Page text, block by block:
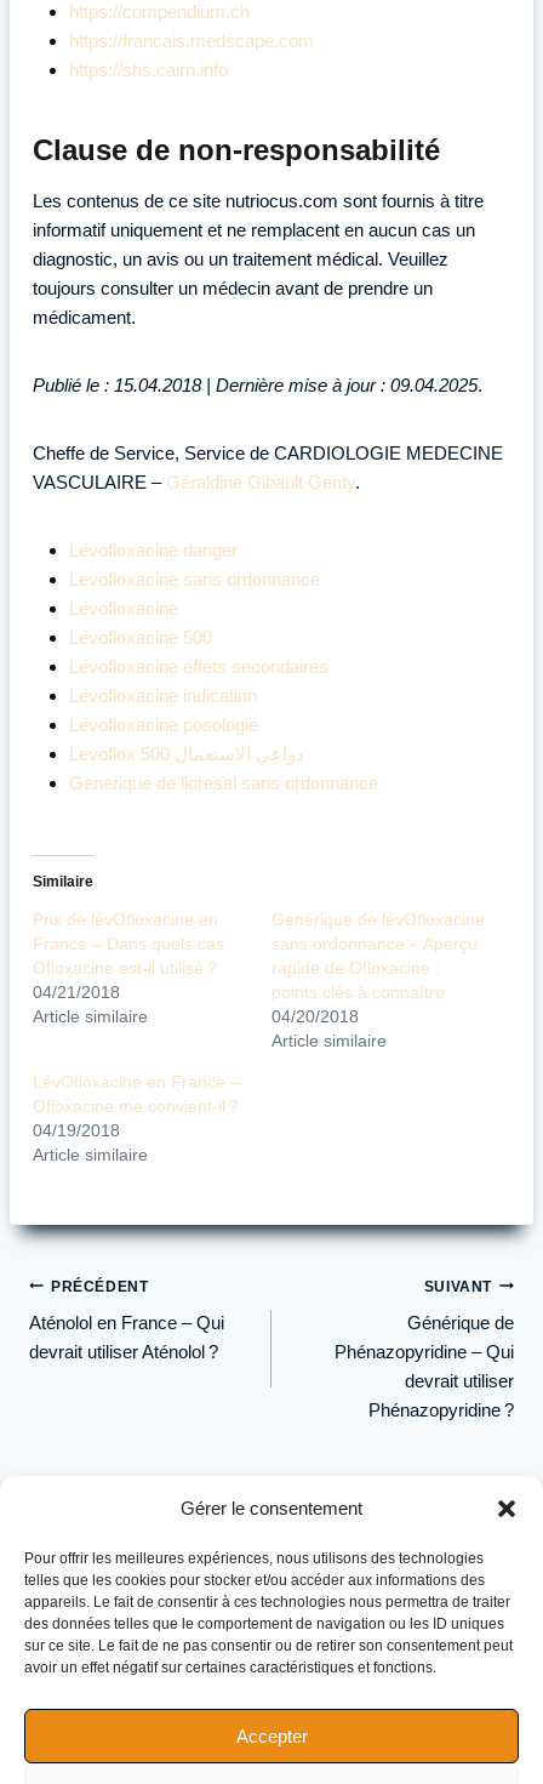
Gérer le consentement
Pour offrir les meilleures expériences, nous utilisons des technologies
telles que les cookies pour stocker et/ou accéder aux informations des
appareils. Le fait de consentir à ces technologies nous permettra de traiter
des données telles que le comportement de navigation ou les ID uniques
sur ce site. Le fait de ne pas consentir ou de retirer son consentement peut
avoir un effet négatif sur certaines caractéristiques et fonctions.
Accepter
https://compendium.ch
https://francais.medscape.com
https://shs.cairn.info
Clause de non-responsabilité
Les contenus de ce site nutriocus.com sont fournis à titre
informatif uniquement et ne remplacent en aucun cas un
diagnostic, un avis ou un traitement médical. Veuillez
toujours consulter un médecin avant de prendre un
médicament.
Publié le : 15.04.2018 | Dernière mise à jour : 09.04.2025.
Cheffe de Service, Service de CARDIOLOGIE MEDECINE
VASCULAIRE – Géraldine Gibault Genty.
Lévofloxacine danger
Levofloxacine sans ordonnance
Lévofloxacine
Lévofloxacine 500
Lévofloxacine effets secondaires
Lévofloxacine indication
Lévofloxacine posologie
Levoflox 500 دواعي الاستعمال
Generique de lioresal sans ordonnance
Similaire
Prix de lévOfloxacine en
France – Dans quels cas
Ofloxacine est-il utilisé ?
04/21/2018
Article similaire
Générique de lévOfloxacine
sans ordonnance – Aperçu
rapide de Ofloxacine :
points clés à connaître
04/20/2018
Article similaire
LévOfloxacine en France –
Ofloxacine me convient-il ?
04/19/2018
Article similaire
Navigation
de
l’article
PRÉCÉDENT
Aténolol en France – Qui
devrait utiliser Aténolol ?
SUIVANT
Générique de
Phénazopyridine – Qui
devrait utiliser
Phénazopyridine ?
Nutrition de performance pour athlètes d'endurance